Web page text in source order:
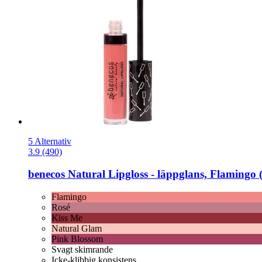
5 Alternativ
3.9 (490)
benecos Natural Lipgloss -​ läppglans, Flamingo
Flamingo
Rosé
Kiss Me
Natural Glam
Pink Blossom
Svagt skimrande
Icke-klibbig konsistens